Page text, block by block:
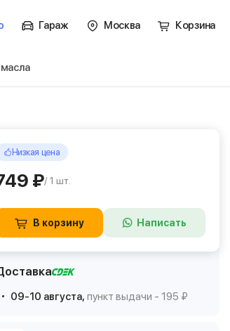
Гараж Москва Корзина
Низкая цена
₽/ 1 шт.
В корзину Написать
09-10 августа, пункт выдачи - 195 ₽